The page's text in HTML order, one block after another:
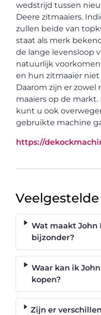
wedstrijd tussen
Deere zitmaaiers.
zullen beide van
staat als merk
de lange levensloop
natuurlijk
en hun zitmaaier
Daarom zijn er
maaiers op de markt.
kunt u ook
gebruikte machine
https://
Wat maakt John
bijzonder?
Waar kan ik
kopen?
Zijn er